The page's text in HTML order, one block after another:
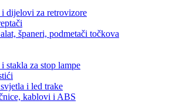
dijelovi za retrovizore
španeri, podmetači točkova
stakla za stop lampe
i led trake
kablovi i ABS